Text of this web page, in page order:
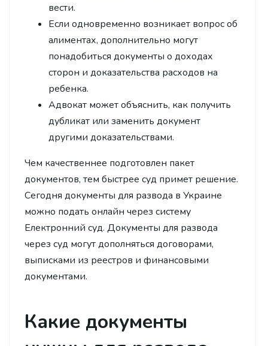
вести.
Если одновременно возникает вопрос об
алиментах, дополнительно могут
понадобиться документы о доходах
сторон и доказательства расходов на
ребенка.
Адвокат может объяснить, как получить
дубликат или заменить документ
другими доказательствами.
Чем качественнее подготовлен пакет
документов, тем быстрее суд примет решение.
Сегодня документы для развода в Украине
можно подать онлайн через систему
Електронний суд. Документы для развода
через суд могут дополняться договорами,
выписками из реестров и финансовыми
документами.
Какие документы